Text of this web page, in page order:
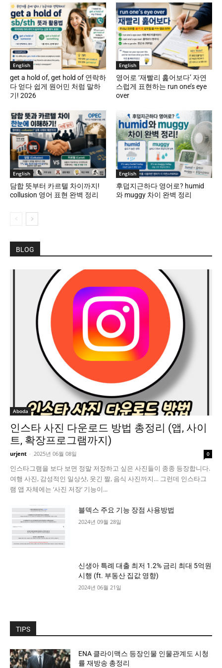
English
get a hold of, get hold of 연락하
다 얻다 쉽게 원어민 처럼 말하
기! 2026
English
영어로 ‘재빨리 훑어보다’ 자연
스럽게 표현하는 run one’s eye
over
English
담합 뜻부터 카르텔 차이까지!
collusion 영어 표현 완벽 정리
English
후덥지근하다 영어로? humid
와 muggy 차이 완벽 정리
BLOG
Aboda
인스타 사진 다운로드 방법 총정리 (앱, 사이
트, 확장프로그램까지)
urjent - 2025년 06월 08일 0
인스타그램을 보다 보면 정말 저장하고 싶은 사진들이 종종 등장합니다.
여행 사진, 감성적인 일상샷, 웃긴 짤, 음식 사진까지… 그런데 인스타그
램 앱 자체에는 ‘사진 저장’ 기능이...
블덱스 주요 기능 장점 사용방법
2024년 09월 28일
신생아 특례 대출 최저 1.2% 금리 최대 5억원
시행 (ft. 부동산 집값 영향)
2024년 06월 21일
TIPS
ENA 클라이맥스 등장인물 인물관계도 시청
률 재방송 총정리